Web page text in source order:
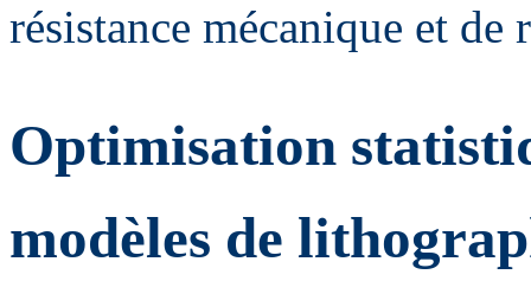
résistance mécanique et de
Optimisation
modèles de